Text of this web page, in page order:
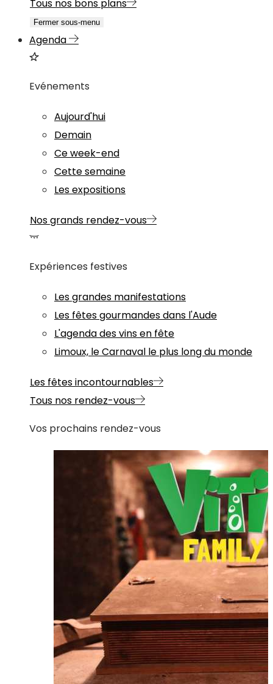
Tous nos bons plans
Fermer sous-menu
Agenda
Evénements
Aujourd'hui
Demain
Ce week-end
Cette semaine
Les expositions
Nos grands rendez-vous
Expériences festives
Les grandes manifestations
Les fêtes gourmandes dans l'Aude
L'agenda des vins en fête
Limoux, le Carnaval le plus long du monde
Les fêtes incontournables
Tous nos rendez-vous
Vos prochains rendez-vous